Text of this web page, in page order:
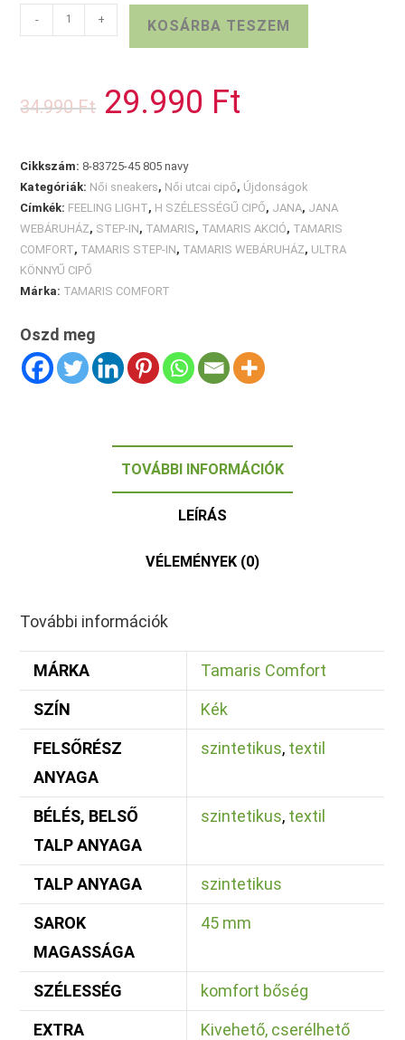
TAMARIS
COMFORT
in
- + KOSÁRBA TESZEM
34.990Ft
Original
price
was:
29.990 Ft
Cikkszám: 8-83725-45 805 navy
Kategóriák: Női sneakers, Női utcai cipő, Újdonságok
Címkék: FEELING LIGHT, H SZÉLESSÉGŰ CIPŐ, JANA, JANA
WEBÁRUHÁZ, STEP-IN, TAMARIS, TAMARIS AKCIÓ, TAMARIS
COMFORT, TAMARIS STEP-IN, TAMARIS WEBÁRUHÁZ, ULTRA
KÖNNYŰ CIPŐ
Márka: TAMARIS COMFORT
Oszd meg
TOVÁBBI INFORMÁCIÓK
LEÍRÁS
VÉLEMÉNYEK (0)
További információk
MÁRKA Tamaris Comfort
SZÍN Kék
FELSŐRÉSZ
ANYAGA
szintetikus, textil
BÉLÉS, BELSŐ
TALP ANYAGA
szintetikus, textil
TALP ANYAGA szintetikus
SAROK
MAGASSÁGA
45 mm
SZÉLESSÉG komfort bőség
EXTRA
Kivehető, cserélhető